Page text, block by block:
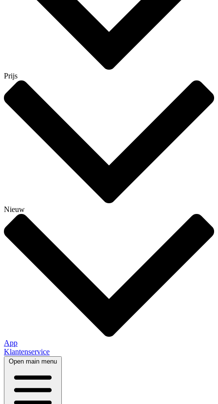
Prijs
Nieuw
App
Klantenservice
Open main menu